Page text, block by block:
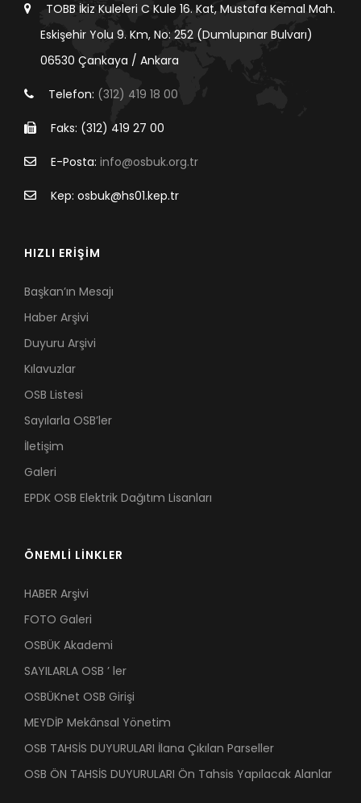
TOBB İkiz Kuleleri C Kule 16. Kat, Mustafa Kemal Mah.
Eskişehir Yolu 9. Km, No: 252 (Dumlupınar Bulvarı)
06530 Çankaya / Ankara
Telefon: (312) 419 18 00
Faks: (312) 419 27 00
E-Posta: info@osbuk.org.tr
Kep: osbuk@hs01.kep.tr
HIZLI ERİŞİM
Başkan’ın Mesajı
Haber Arşivi
Duyuru Arşivi
Kılavuzlar
OSB Listesi
Sayılarla OSB’ler
İletişim
Galeri
EPDK OSB Elektrik Dağıtım Lisanları
ÖNEMLİ LİNKLER
HABER Arşivi
FOTO Galeri
OSBÜK Akademi
SAYILARLA OSB ’ ler
OSBÜKnet OSB Girişi
MEYDİP Mekânsal Yönetim
OSB TAHSİS DUYURULARI İlana Çıkılan Parseller
OSB ÖN TAHSİS DUYURULARI Ön Tahsis Yapılacak Alanlar